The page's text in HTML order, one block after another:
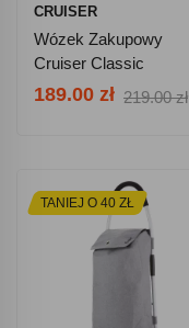
CRUISER
Wózek Zakupowy
Cruiser Classic
Premium 604319 -
189.00 zł 219.00 zł
TANIEJ O 40 ZŁ